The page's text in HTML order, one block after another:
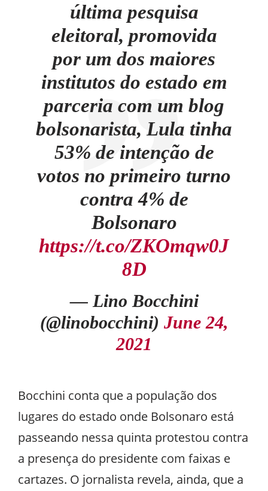
última pesquisa
eleitoral, promovida
por um dos maiores
institutos do estado em
parceria com um blog
bolsonarista, Lula tinha
53% de intenção de
votos no primeiro turno
contra 4% de
Bolsonaro
https://t.co/ZKOmqw0J
8D
— Lino Bocchini
(@linobocchini) June 24,
2021
Bocchini conta que a população dos
lugares do estado onde Bolsonaro está
passeando nessa quinta protestou contra
a presença do presidente com faixas e
cartazes. O jornalista revela, ainda, que a